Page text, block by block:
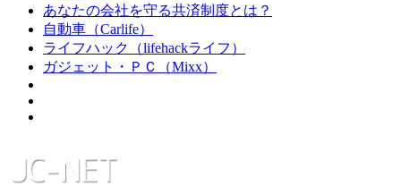
あなたの会社を守る共済制度とは？
自動車（Carlife）
ライフハック（lifehackライフ）
ガジェット・ＰＣ（Mixx）